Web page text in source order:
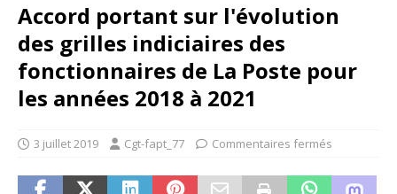
Accord portant sur l'évolution
des grilles indiciaires des
fonctionnaires de La Poste pour
les années 2018 à 2021
3 juillet 2019 Cgt-fapt_77 Commentaires fermés